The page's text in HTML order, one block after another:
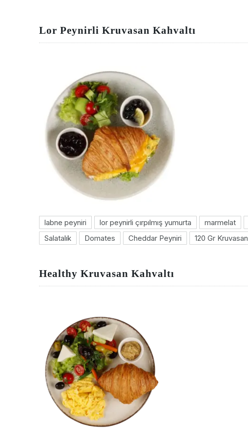
Lor Peynirli Kruvasan Kahvaltı
labne peyniri lor peynirli çırpılmış yumurta marmelat
Salatalık
Domates Cheddar Peyniri 120 Gr Kruvasan
Healthy Kruvasan Kahvaltı